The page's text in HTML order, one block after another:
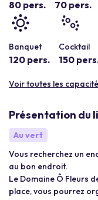
80 pers. 70 pers.
Banquet
120 pers.
Cocktail
150
Voir toutes les
Présentation du
Au vert
Vous recherchez un
au bon endroit.
Le Domaine Ô Fleurs
place, vous pourrez